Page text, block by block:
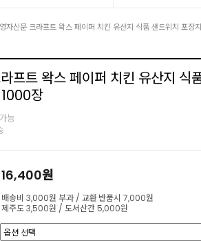
자신문 크라프트 왁스 페이퍼 치킨 유산지 식품 샌드위치 포
프트 왁스 페이퍼 치킨 유산지 식
장
능
16,400원
배송비 3,000원 부과 / 교환·반품시 7,000원
제주도 3,500원 / 도서산간 5,000원